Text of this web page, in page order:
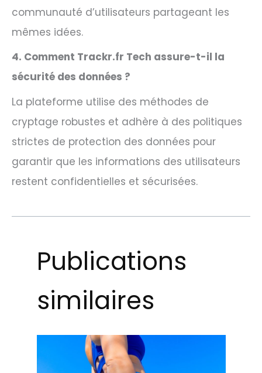
communauté d’utilisateurs partageant les
mêmes idées.
4. Comment Trackr.fr Tech assure-t-il la
sécurité des données ?
La plateforme utilise des méthodes de
cryptage robustes et adhère à des politiques
strictes de protection des données pour
garantir que les informations des utilisateurs
restent confidentielles et sécurisées.
Publications
similaires